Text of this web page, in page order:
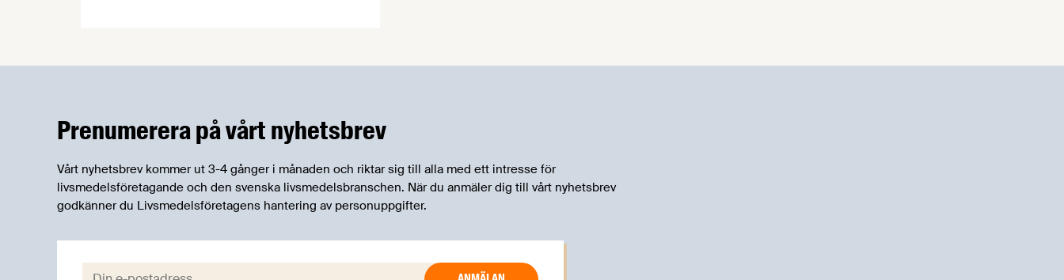
produktionslinjer men hindras av låg
senaste Konjunkturbrev.
Prenumerera på vårt nyhetsbrev
Vårt nyhetsbrev kommer ut 3-4 gånger i månaden och riktar sig till alla med ett intresse för
livsmedelsföretagande och den svenska livsmedelsbranschen. När du anmäler dig till vårt nyhetsbrev
godkänner du Livsmedelsföretagens hantering av personuppgifter.
E-post: